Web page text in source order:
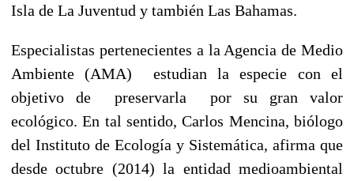
Isla de La Juventud y también Las Bahamas.
Especialistas pertenecientes a la Agencia de Medio
Ambiente (AMA) estudian la especie con el
objetivo de preservarla por su gran valor
ecológico. En tal sentido, Carlos Mencina, biólogo
del Instituto de Ecología y Sistemática, afirma que
desde octubre (2014) la entidad medioambiental